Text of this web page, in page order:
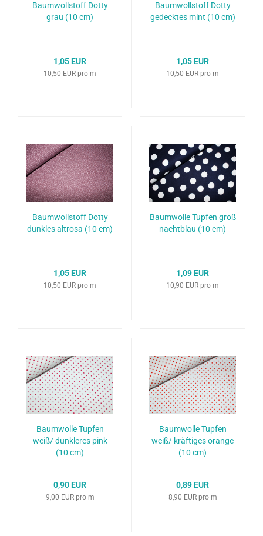
Baumwollstoff Dotty
grau (10 cm)
1,05 EUR
10,50 EUR pro m
Baumwollstoff Dotty
gedecktes mint (10 cm)
1,05 EUR
10,50 EUR pro m
Baumwollstoff Dotty
dunkles altrosa (10 cm)
1,05 EUR
10,50 EUR pro m
Baumwolle Tupfen groß
nachtblau (10 cm)
1,09 EUR
10,90 EUR pro m
Baumwolle Tupfen
weiß/ dunkleres pink
(10 cm)
0,90 EUR
9,00 EUR pro m
Baumwolle Tupfen
weiß/ kräftiges orange
(10 cm)
0,89 EUR
8,90 EUR pro m